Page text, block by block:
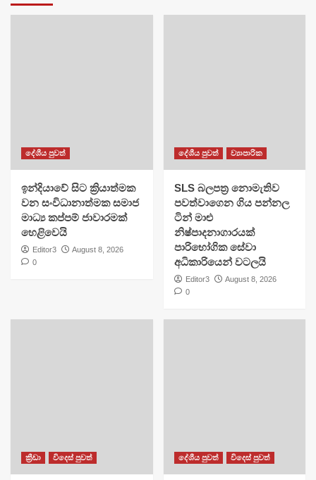
දේශීය පුවත්
​ඉන්දියාවේ සිට ක්‍රියාත්මක
වන සංවිධානාත්මක සමාජ
මාධ්‍ය කප්පම් ජාවාරමක්
හෙළිවෙයි
Editor3
August 8, 2026
0
දේශීය පුවත් ව්‍යාපාරික
SLS බලපත්‍ර නොමැතිව
පවත්වාගෙන ගිය පන්නල
ටින් මාළු
නිෂ්පාදනාගාරයක්
පාරිභෝගික සේවා
අධිකාරියෙන් වටලයි
Editor3
August 8, 2026
0
ක්‍රීඩා විදෙස් පුවත් දේශීය පුවත් විදෙස් පුවත්